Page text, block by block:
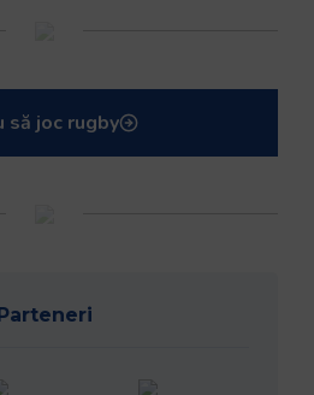
să joc rugby